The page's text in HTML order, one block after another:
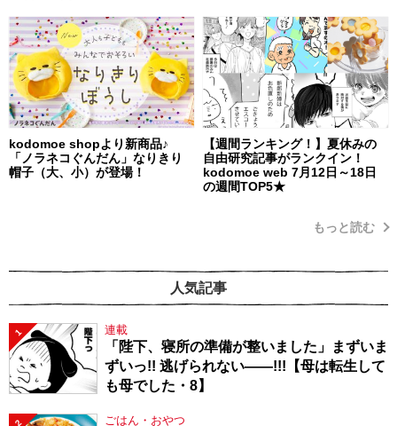
kodomoe shopより新商品♪
「ノラネコぐんだん」なりきり
帽子（大、小）が登場！
【週間ランキング！】夏休みの
自由研究記事がランクイン！
kodomoe web 7月12日～18日
の週間TOP5★
もっと読む
人気記事
1 連載
「陛下、寝所の準備が整いました」まずいま
ずいっ!! 逃げられない――!!!【母は転生して
も母でした・8】
2 ごはん・おやつ